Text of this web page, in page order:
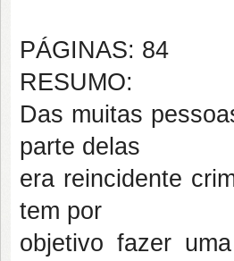
PÁGINAS: 84
RESUMO:
Das muitas
parte delas
era reincidente
tem por
objetivo fazer